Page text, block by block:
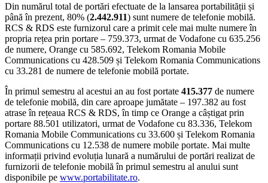
Din numărul total de portări efectuate de la lansarea portabilității și
până în prezent, 80% (2.442.911) sunt numere de telefonie mobilă.
RCS & RDS este furnizorul care a primit cele mai multe numere în
propria rețea prin portare – 759.373, urmat de Vodafone cu 635.256
de numere, Orange cu 585.692, Telekom Romania Mobile
Communications cu 428.509 și Telekom Romania Communications
cu 33.281 de numere de telefonie mobilă portate.
În primul semestru al acestui an au fost portate 415.377 de numere
de telefonie mobilă, din care aproape jumătate – 197.382 au fost
atrase în rețeaua RCS & RDS, în timp ce Orange a câștigat prin
portare 88.501 utilizatori, urmat de Vodafone cu 83.336, Telekom
Romania Mobile Communications cu 33.600 și Telekom Romania
Communications cu 12.538 de numere mobile portate. Mai multe
informații privind evoluția lunară a numărului de portări realizat de
furnizorii de telefonie mobilă în primul semestru al anului sunt
disponibile pe www.portabilitate.ro.